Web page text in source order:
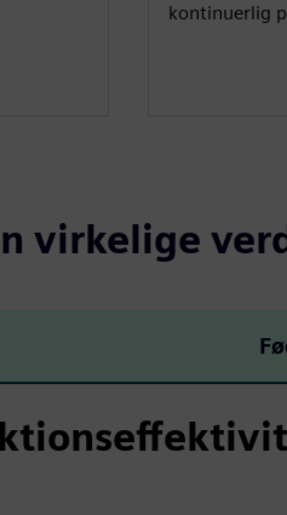
kontinuerlig
virkelige